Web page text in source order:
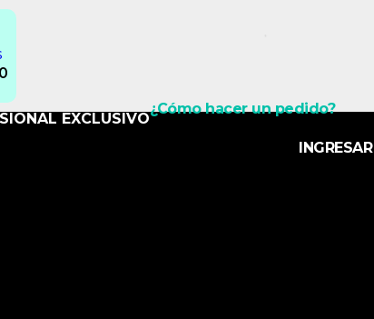
EXCLUSIVO
¿Cómo hacer un pedido?
INGRESAR